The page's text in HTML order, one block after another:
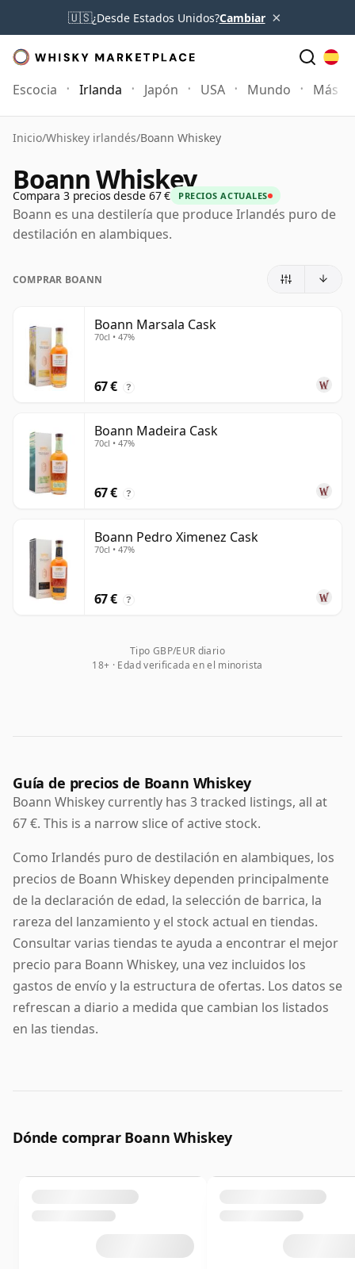
🇺🇸¿Desde Estados Unidos?Cambiar ×
Escocia Irlanda Japón USA Mundo Más
Inicio/Whiskey irlandés/Boann Whiskey
Boann Whiskey
Compara 3 precios desde 67 € PRECIOS ACTUALES
Boann es una destilería que produce Irlandés puro de
destilación en alambiques.
COMPRAR BOANN
Boann Marsala Cask
70cl • 47%
67 € ?
Boann Madeira Cask
70cl • 47%
67 € ?
Boann Pedro Ximenez Cask
70cl • 47%
67 € ?
Tipo GBP/EUR diario
18+ · Edad verificada en el minorista
Guía de precios de Boann Whiskey
Boann Whiskey currently has 3 tracked listings, all at
67 €. This is a narrow slice of active stock.
Como Irlandés puro de destilación en alambiques, los
precios de Boann Whiskey dependen principalmente
de la declaración de edad, la selección de barrica, la
rareza del lanzamiento y el stock actual en tiendas.
Consultar varias tiendas te ayuda a encontrar el mejor
precio para Boann Whiskey, una vez incluidos los
gastos de envío y la estructura de ofertas. Los datos se
refrescan a diario a medida que cambian los listados
en las tiendas.
Dónde comprar Boann Whiskey